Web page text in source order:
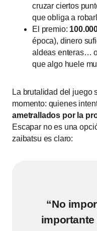
cruzar ciertos
que obliga a
El premio:
época), dinero
aldeas enteras…
que algo huele
La brutalidad del juego
momento: quienes
ametrallados por la
Escapar no es una
zaibatsu es claro:
“No